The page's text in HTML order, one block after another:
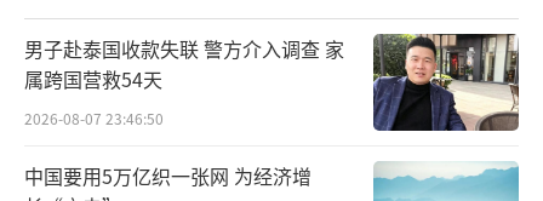
男子赴泰国收款失联 警方介入调查 家
属跨国营救54天
2026-08-07 23:46:50
中国要用5万亿织一张网 为经济增